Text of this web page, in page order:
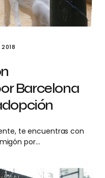
2018
Barcelona
te encuentras con
por…